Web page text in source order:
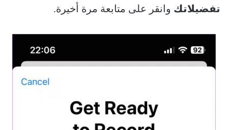
تفضيلاتك وانقر على متابعة مرة أخيرة.